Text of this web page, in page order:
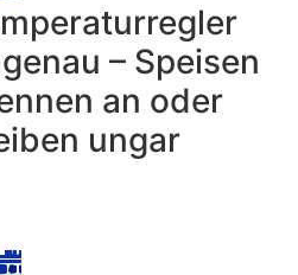
– Speisen
an oder
ungar